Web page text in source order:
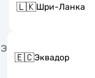
🇱🇰Шри-Ланка
Э
🇪🇨Эквадор